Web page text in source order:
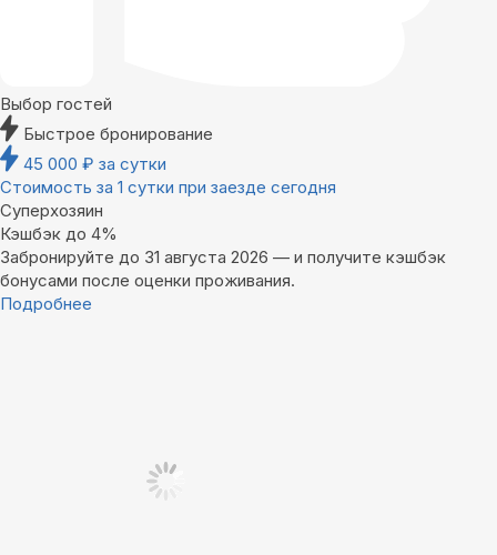
Выбор гостей
Быстрое бронирование
45 000 ₽ за сутки
Стоимость за 1 сутки при заезде сегодня
Суперхозяин
Кэшбэк до 4%
Забронируйте до 31 августа 2026 — и получите кэшбэк
бонусами после оценки проживания.
Подробнее